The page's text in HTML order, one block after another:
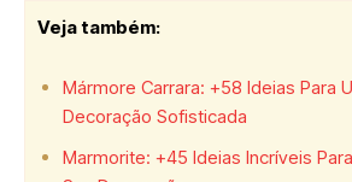
Veja também:
Mármore Carrara: +58 Ideias Para
Decoração Sofisticada
Marmorite: +45 Ideias Incríveis